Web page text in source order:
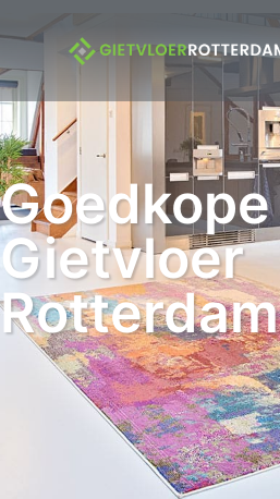
Goedkope
Gietvloer
Rotterdam